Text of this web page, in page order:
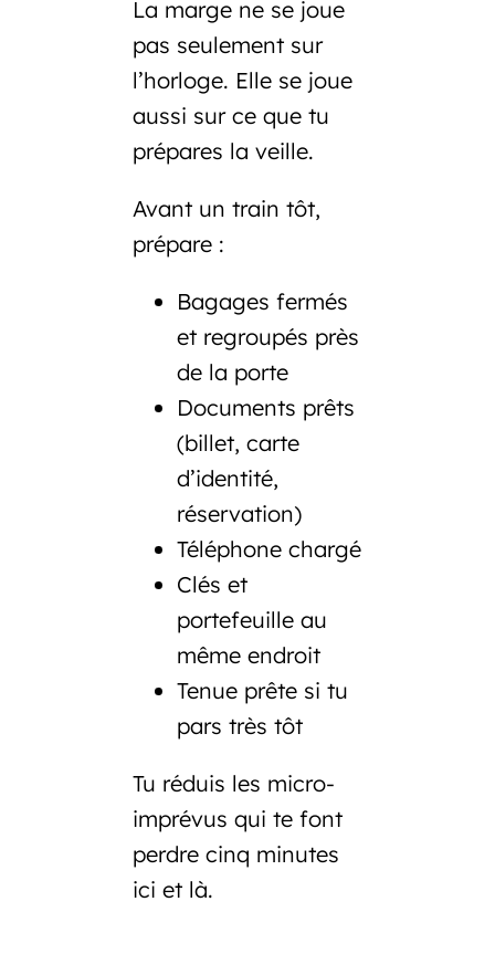
La marge ne se joue
pas seulement sur
l’horloge. Elle se joue
aussi sur ce que tu
prépares la veille.
Avant un train tôt,
prépare :
Bagages fermés
et regroupés près
de la porte
Documents prêts
(billet, carte
d’identité,
réservation)
Téléphone chargé
Clés et
portefeuille au
même endroit
Tenue prête si tu
pars très tôt
Tu réduis les micro-
imprévus qui te font
perdre cinq minutes
ici et là.